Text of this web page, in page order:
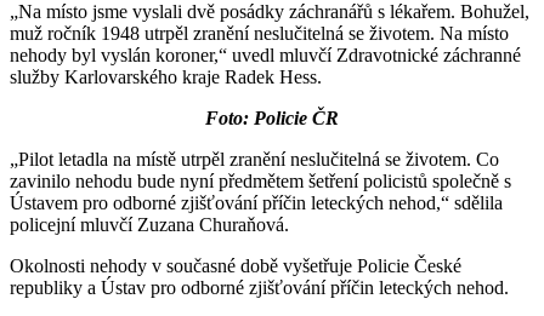
„Na místo jsme vyslali dvě posádky záchranářů s lékařem. Bohužel,
muž ročník 1948 utrpěl zranění neslučitelná se životem. Na místo
nehody byl vyslán koroner,“ uvedl mluvčí Zdravotnické záchranné
služby Karlovarského kraje Radek Hess.
Foto: Policie ČR
„Pilot letadla na místě utrpěl zranění neslučitelná se životem. Co
zavinilo nehodu bude nyní předmětem šetření policistů společně s
Ústavem pro odborné zjišťování příčin leteckých nehod,“ sdělila
policejní mluvčí Zuzana Churaňová.
Okolnosti nehody v současné době vyšetřuje Policie České
republiky a Ústav pro odborné zjišťování příčin leteckých nehod.